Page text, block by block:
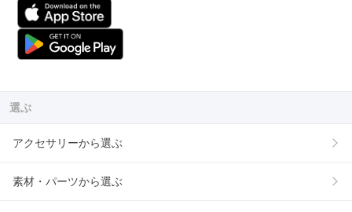
選ぶ
アクセサリーから選ぶ
素材・パーツから選ぶ